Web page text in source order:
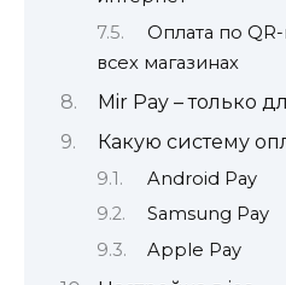
Оплата по
всех магазинах
Mir Pay – только
Какую систему
Android Pay
Samsung Pay
Apple Pay